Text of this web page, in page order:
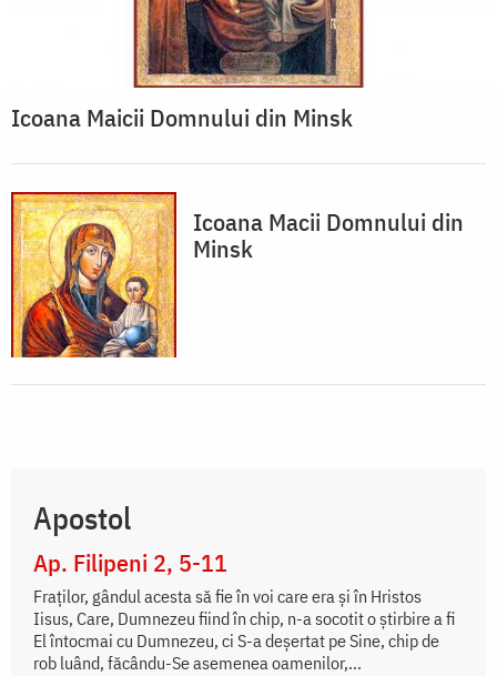
Icoana Maicii Domnului din Minsk
Icoana Macii Domnului din
Minsk
Apostol
Ap. Filipeni 2, 5-11
Fraților, gândul acesta să fie în voi care era și în Hristos
Iisus, Care, Dumnezeu fiind în chip, n-a socotit o știrbire a fi
El întocmai cu Dumnezeu, ci S-a deșertat pe Sine, chip de
rob luând, făcându-Se asemenea oamenilor,...